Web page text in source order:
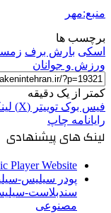
منبع:مهر
برچسب ها
اسکی بارش برف
ورزش و جوانان
کمتر از یک دقیقه
فیس بوک توییتر (X)
رایانامه چاپ
لینک های پیشنهادی
Player Website
پودر سیلیس-
سندبلاست-
مصنوعی